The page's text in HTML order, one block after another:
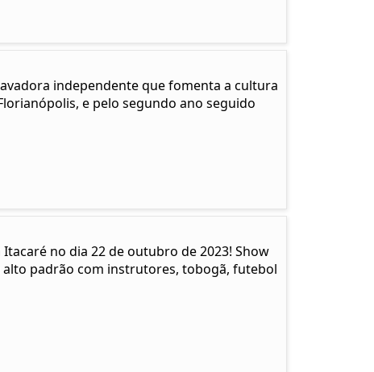
independente que fomenta a cultura
e pelo segundo ano seguido
no dia 22 de outubro de 2023! Show
padrão com instrutores, tobogã, futebol